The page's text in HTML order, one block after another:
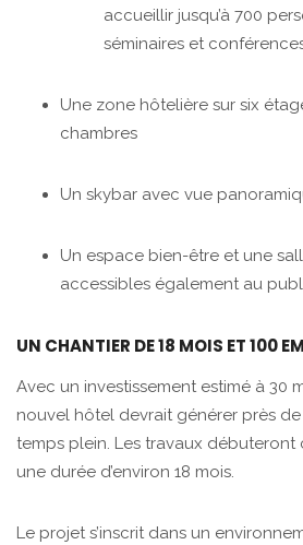
accueillir jusqu’à 700
séminaires et
Une zone hôtelière sur six
chambres
Un skybar avec vue
Un espace bien-être et une
accessibles également au
UN CHANTIER DE 18 MOIS ET 100
Avec un investissement estimé à 30
nouvel hôtel devrait générer près
temps plein. Les travaux débuteront
une durée d’environ 18 mois.
Le projet s’inscrit dans un